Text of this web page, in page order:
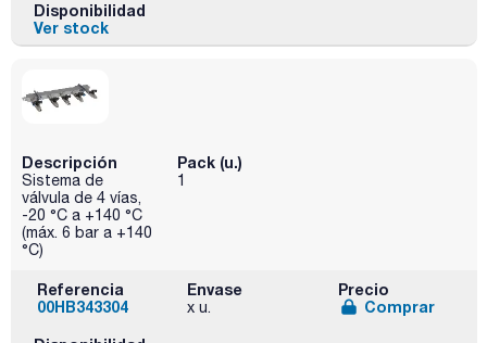
Disponibilidad
Ver stock
Descripción
Sistema de
válvula de 4 vías,
-20 °C a +140 °C
(máx. 6 bar a +140
°C)
Pack (u.)
1
Referencia
00HB343304
Envase
x u.
Precio
Comprar